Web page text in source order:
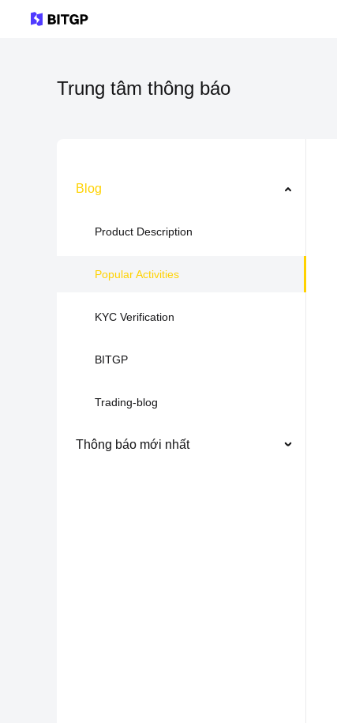
Trung tâm thông báo
Blog
Product Description
Popular Activities
KYC Verification
BITGP
Trading-blog
Thông báo mới nhất